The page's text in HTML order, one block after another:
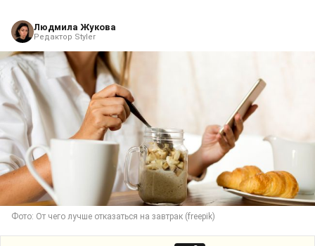
Людмила Жукова
Редактор Styler
Фото: От чего лучше отказаться на завтрак (freepik)